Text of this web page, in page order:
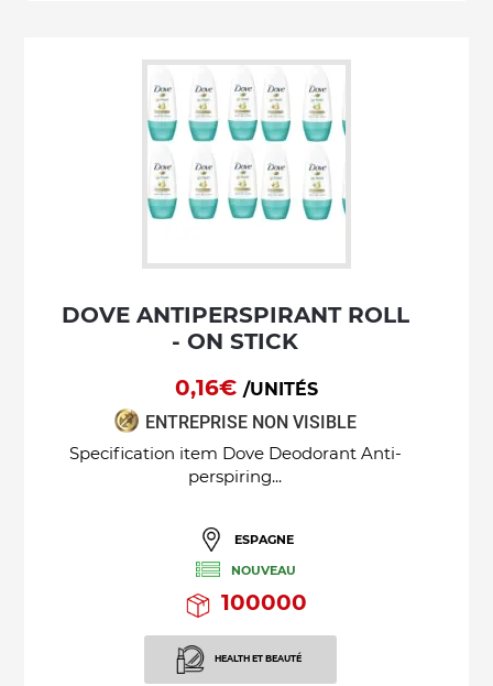
DOVE ANTIPERSPIRANT ROLL
- ON STICK
0,16€ /UNITÉS
ENTREPRISE NON VISIBLE
Specification item Dove Deodorant Anti-
perspiring...
ESPAGNE
NOUVEAU
100000
HEALTH ET BEAUTÉ